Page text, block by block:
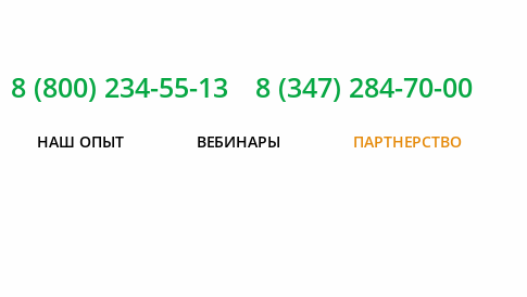
8 (800) 234-55-13 8 (347) 284-70-00
НАШ ОПЫТ ВЕБИНАРЫ ПАРТНЕРСТВО